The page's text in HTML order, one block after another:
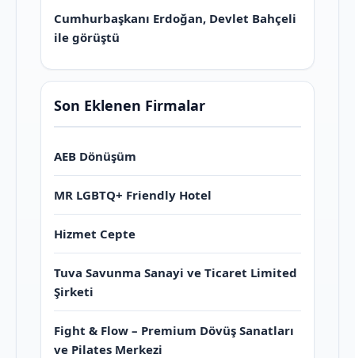
Cumhurbaşkanı Erdoğan, Devlet Bahçeli
ile görüştü
Son Eklenen Firmalar
AEB Dönüşüm
MR LGBTQ+ Friendly Hotel
Hizmet Cepte
Tuva Savunma Sanayi ve Ticaret Limited
Şirketi
Fight & Flow – Premium Dövüş Sanatları
ve Pilates Merkezi